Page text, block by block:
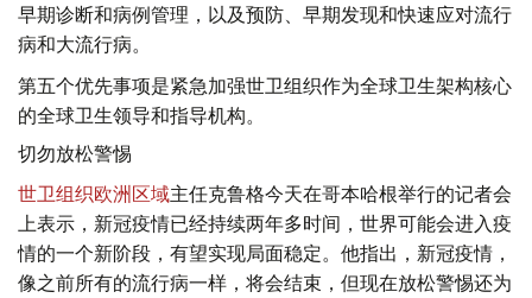
早期诊断和病例管理，以及预防、早期发现和快速应对流行
病和大流行病。
第五个优先事项是紧急加强世卫组织作为全球卫生架构核心
的全球卫生领导和指导机构。
切勿放松警惕
世卫组织欧洲区域主任克鲁格今天在哥本哈根举行的记者会
上表示，新冠疫情已经持续两年多时间，世界可能会进入疫
情的一个新阶段，有望实现局面稳定。他指出，新冠疫情，
像之前所有的流行病一样，将会结束，但现在放松警惕还为